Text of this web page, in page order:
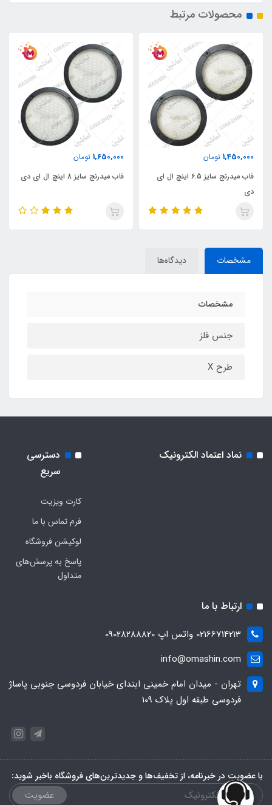
محصولات مرتبط
1,450,000 تومان
قاب میدرنج سایز 6.5 اینچ ال ای
دی
1,650,000 تومان
قاب میدرنج سایز 8 اینچ ال ای دی
مشخصات دیدگاه‌ها
مشخصات
جنس فلز
طرح X
نماد اعتماد الکترونیک
دسترسی
سریع
کارت ویزیت
فرم تماس با ما
لوکیشن فروشگاه
پاسخ به پرسش‌های
متداول
ارتباط با ما
02166714213 واتس اپ 09028288820
info@omashin.com
تهران - میدان امام خمینی ابتدای خیابان فردوسی جنوبی پاساژ
فردوسی طبقه اول پلاک 109
با عضویت در خبرنامه، از تخفیف‌ها و جدیدترین‌های فروشگاه باخبر شوید:
عضویت